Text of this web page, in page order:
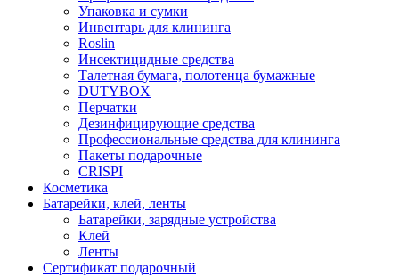
Упаковка и сумки
Инвентарь для клининга
Roslin
Инсектицидные средства
Талетная бумага, полотенца бумажные
DUTYBOX
Перчатки
Дезинфицирующие средства
Профессиональные средства для клининга
Пакеты подарочные
CRISPI
Косметика
Батарейки, клей, ленты
Батарейки, зарядные устройства
Клей
Ленты
Сертификат подарочный